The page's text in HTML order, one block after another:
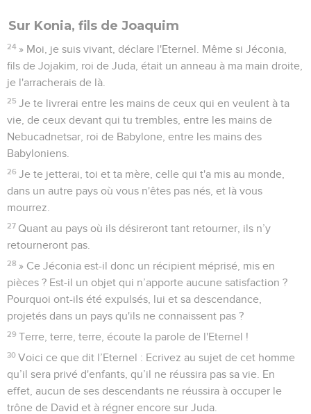
Sur Konia, fils de Joaquim
24 » Moi, je suis vivant, déclare l'Eternel. Même si Jéconia,
fils de Jojakim, roi de Juda, était un anneau à ma main droite,
je l'arracherais de là.
25 Je te livrerai entre les mains de ceux qui en veulent à ta
vie, de ceux devant qui tu trembles, entre les mains de
Nebucadnetsar, roi de Babylone, entre les mains des
Babyloniens.
26 Je te jetterai, toi et ta mère, celle qui t'a mis au monde,
dans un autre pays où vous n'êtes pas nés, et là vous
mourrez.
27 Quant au pays où ils désireront tant retourner, ils n’y
retourneront pas.
28 » Ce Jéconia est-il donc un récipient méprisé, mis en
pièces ? Est-il un objet qui n’apporte aucune satisfaction ?
Pourquoi ont-ils été expulsés, lui et sa descendance,
projetés dans un pays qu'ils ne connaissent pas ?
29 Terre, terre, terre, écoute la parole de l'Eternel !
30 Voici ce que dit l’Eternel : Ecrivez au sujet de cet homme
qu’il sera privé d'enfants, qu’il ne réussira pas sa vie. En
effet, aucun de ses descendants ne réussira à occuper le
trône de David et à régner encore sur Juda.